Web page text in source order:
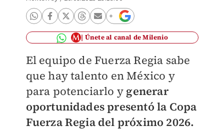
Únete al canal de Milenio
El equipo de Fuerza Regia sabe
que hay talento en México y
para potenciarlo y generar
oportunidades presentó la Copa
Fuerza Regia del próximo 2026.